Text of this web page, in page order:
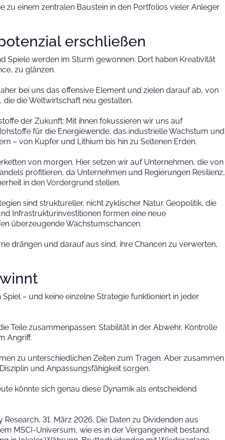
zu einem zentralen Baustein in den Portfolios vieler Anleger
erschließen
Spiele werden im Sturm gewonnen. Dort haben Kreativität
zu glänzen.
bei uns das offensive Element und zielen darauf ab, von
die Weltwirtschaft neu gestalten.
der Zukunft: Mit ihnen fokussieren wir uns auf
für die Energiewende, das industrielle Wachstum und
– von Kupfer und Lithium bis hin zu Seltenen Erden.
von morgen. Hier setzen wir auf Unternehmen, die von
profitieren, da Unternehmen und Regierungen Resilienz,
in den Vordergrund stellen.
sind struktureller, nicht zyklischer Natur. Geopolitik, die
Infrastrukturinvestitionen formen eine neue
überzeugende Wachstumschancen.
drängen und darauf aus sind, ihre Chancen zu verwerten,
– und keine einzelne Strategie funktioniert in jeder
Teile zusammenpassen: Stabilität in der Abwehr, Kontrolle
Angriff.
zu unterschiedlichen Zeiten zum Tragen. Aber zusammen
und Anpassungsfähigkeit sorgen.
könnte sich genau diese Dynamik als entscheidend
Research, 31. März 2026. Die Daten zu Dividenden aus
MSCI-Universum, wie es in der Vergangenheit bestand.